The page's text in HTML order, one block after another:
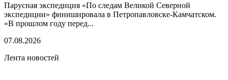
Парусная экспедиция «По следам Великой Северной
экспедиции» финишировала в Петропавловске-Камчатском.
«В прошлом году перед...
07.08.2026
Лента новостей